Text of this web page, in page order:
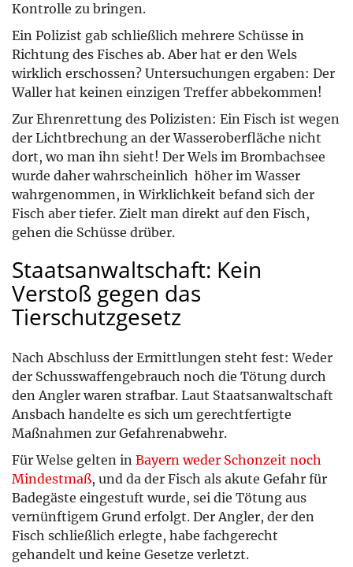
Kontrolle zu bringen.
Ein Polizist gab schließlich mehrere Schüsse in
Richtung des Fisches ab. Aber hat er den Wels
wirklich erschossen? Untersuchungen ergaben: Der
Waller hat keinen einzigen Treffer abbekommen!
Zur Ehrenrettung des Polizisten: Ein Fisch ist wegen
der Lichtbrechung an der Wasseroberfläche nicht
dort, wo man ihn sieht! Der Wels im Brombachsee
wurde daher wahrscheinlich höher im Wasser
wahrgenommen, in Wirklichkeit befand sich der
Fisch aber tiefer. Zielt man direkt auf den Fisch,
gehen die Schüsse drüber.
Staatsanwaltschaft: Kein
Verstoß gegen das
Tierschutzgesetz
Nach Abschluss der Ermittlungen steht fest: Weder
der Schusswaffengebrauch noch die Tötung durch
den Angler waren strafbar. Laut Staatsanwaltschaft
Ansbach handelte es sich um gerechtfertigte
Maßnahmen zur Gefahrenabwehr.
Für Welse gelten in Bayern weder Schonzeit noch
Mindestmaß, und da der Fisch als akute Gefahr für
Badegäste eingestuft wurde, sei die Tötung aus
vernünftigem Grund erfolgt. Der Angler, der den
Fisch schließlich erlegte, habe fachgerecht
gehandelt und keine Gesetze verletzt.